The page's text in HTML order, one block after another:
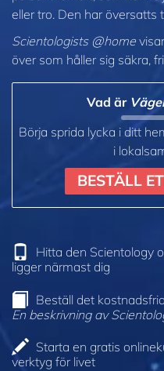
eller tro. Den har översatts
Scientologists @home
över som håller sig säkra,
Vad är
Börja sprida lycka i ditt
i
BESTÄLL
Hitta den Scientology
ligger närmast dig
Beställ det
En beskrivning av
Starta en gratis
verktyg för livet